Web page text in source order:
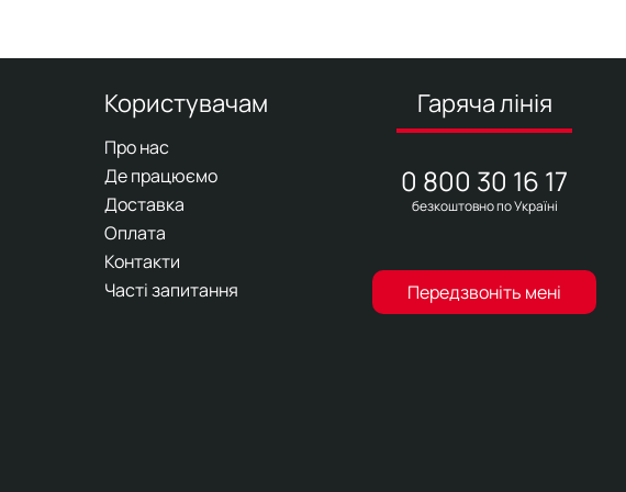
Користувачам
Про нас
Де працюємо
Доставка
Оплата
Контакти
Часті запитання
Гаряча лінія
0 800 30 16 17
безкоштовно по Україні
Передзвоніть мені